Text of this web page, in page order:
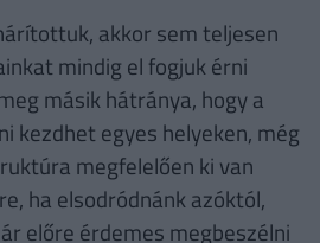
akkor sem teljesen
mindig el fogjuk érni
másik hátránya, hogy a
kezdhet egyes helyeken, még
megfelelően ki van
ha elsodródnánk azóktól,
előre érdemes megbeszélni